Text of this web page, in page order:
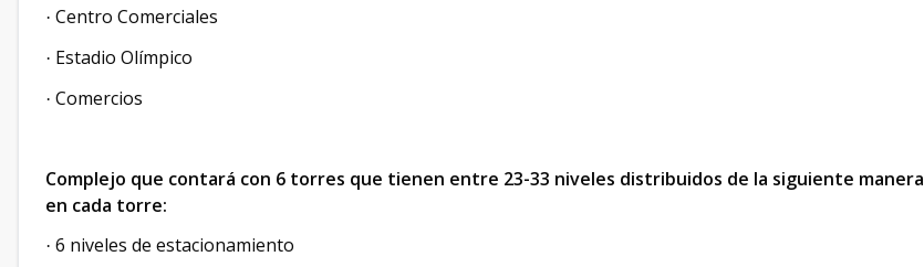
· Centro Comerciales
· Estadio Olímpico
· Comercios
Complejo que contará con 6 torres que tienen entre 23-33 niveles distribuidos de la siguiente manera
en cada torre:
· 6 niveles de estacionamiento